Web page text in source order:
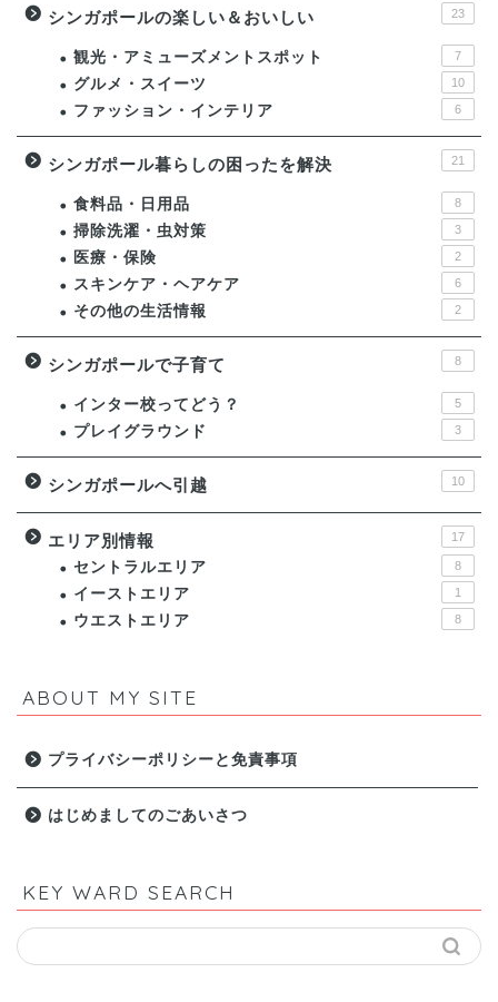
シンガポールの楽しい＆おいしい 23
観光・アミューズメントスポット 7
グルメ・スイーツ 10
ファッション・インテリア 6
シンガポール暮らしの困ったを解決 21
食料品・日用品 8
掃除洗濯・虫対策 3
医療・保険 2
スキンケア・ヘアケア 6
その他の生活情報 2
シンガポールで子育て 8
インター校ってどう？ 5
プレイグラウンド 3
シンガポールへ引越 10
エリア別情報 17
セントラルエリア 8
イーストエリア 1
ウエストエリア 8
ABOUT MY SITE
プライバシーポリシーと免責事項
はじめましてのごあいさつ
KEY WARD SEARCH